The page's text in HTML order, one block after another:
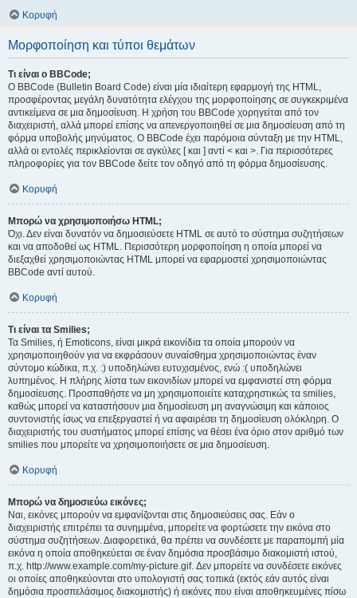
Κορυφή
Μορφοποίηση και τύποι θεμάτων
Τι είναι ο BBCode;
Ο BBCode (Bulletin Board Code) είναι μία ιδιαίτερη εφαρμογή της HTML,
προσφέροντας μεγάλη δυνατότητα ελέγχου της μορφοποίησης σε συγκεκριμένα
αντικείμενα σε μια δημοσίευση. Η χρήση του BBCode χορηγείται από τον
διαχειριστή, αλλά μπορεί επίσης να απενεργοποιηθεί σε μια δημοσίευση από τη
φόρμα υποβολής μηνύματος. Ο BBCode έχει παρόμοια σύνταξη με την HTML,
αλλά οι εντολές περικλείονται σε αγκύλες [ και ] αντί < και >. Για περισσότερες
πληροφορίες για τον BBCode δείτε τον οδηγό από τη φόρμα δημοσίευσης.
Κορυφή
Μπορώ να χρησιμοποιήσω HTML;
Όχι. Δεν είναι δυνατόν να δημοσιεύσετε HTML σε αυτό το σύστημα συζητήσεων
και να αποδοθεί ως HTML. Περισσότερη μορφοποίηση η οποία μπορεί να
διεξαχθεί χρησιμοποιώντας HTML μπορεί να εφαρμοστεί χρησιμοποιώντας
BBCode αντί αυτού.
Κορυφή
Τι είναι τα Smilies;
Τα Smilies, ή Emoticons, είναι μικρά εικονίδια τα οποία μπορούν να
χρησιμοποιηθούν για να εκφράσουν συναίσθημα χρησιμοποιώντας έναν
σύντομο κώδικα, π.χ. :) υποδηλώνει ευτυχισμένος, ενώ :( υποδηλώνει
λυπημένος. Η πλήρης λίστα των εικονιδίων μπορεί να εμφανιστεί στη φόρμα
δημοσίευσης. Προσπαθήστε να μη χρησιμοποιείτε καταχρηστικώς τα smilies,
καθώς μπορεί να καταστήσουν μια δημοσίευση μη αναγνώσιμη και κάποιος
συντονιστής ίσως να επεξεργαστεί ή να αφαιρέσει τη δημοσίευση ολόκληρη. Ο
διαχειριστής του συστήματος μπορεί επίσης να θέσει ένα όριο στον αριθμό των
smilies που μπορείτε να χρησιμοποιήσετε σε μια δημοσίευση.
Κορυφή
Μπορώ να δημοσιεύω εικόνες;
Ναι, εικόνες μπορούν να εμφανίζονται στις δημοσιεύσεις σας. Εάν ο
διαχειριστής επιτρέπει τα συνημμένα, μπορείτε να φορτώσετε την εικόνα στο
σύστημα συζητήσεων. Διαφορετικά, θα πρέπει να συνδέσετε με παραπομπή μία
εικόνα η οποία αποθηκεύεται σε έναν δημόσια προσβάσιμο διακομιστή ιστού,
π.χ. http://www.example.com/my-picture.gif. Δεν μπορείτε να συνδέσετε εικόνες
οι οποίες αποθηκεύονται στο υπολογιστή σας τοπικά (εκτός εάν αυτός είναι
δημόσια προσπελάσιμος διακομιστής) ή εικόνες που είναι αποθηκευμένες πίσω